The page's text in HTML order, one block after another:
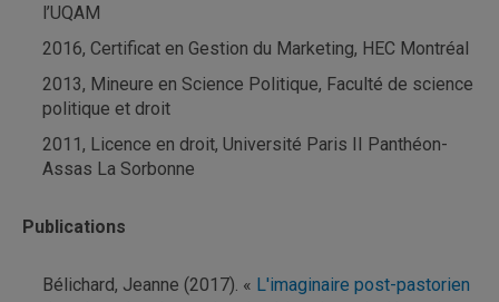
l’UQAM
2016, Certificat en Gestion du Marketing, HEC Montréal
2013, Mineure en Science Politique, Faculté de science
politique et droit
2011, Licence en droit, Université Paris II Panthéon-
Assas La Sorbonne
Publications
Bélichard, Jeanne (2017). « L'imaginaire post-pastorien